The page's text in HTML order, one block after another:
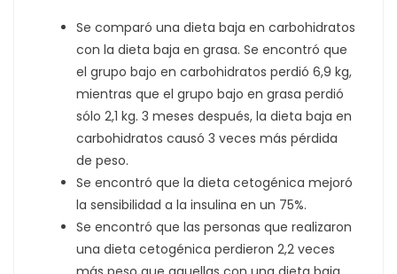
Se comparó una dieta baja en carbohidratos
con la dieta baja en grasa. Se encontró que
el grupo bajo en carbohidratos perdió 6,9 kg,
mientras que el grupo bajo en grasa perdió
sólo 2,1 kg. 3 meses después, la dieta baja en
carbohidratos causó 3 veces más pérdida
de peso.
Se encontró que la dieta cetogénica mejoró
la sensibilidad a la insulina en un 75%.
Se encontró que las personas que realizaron
una dieta cetogénica perdieron 2,2 veces